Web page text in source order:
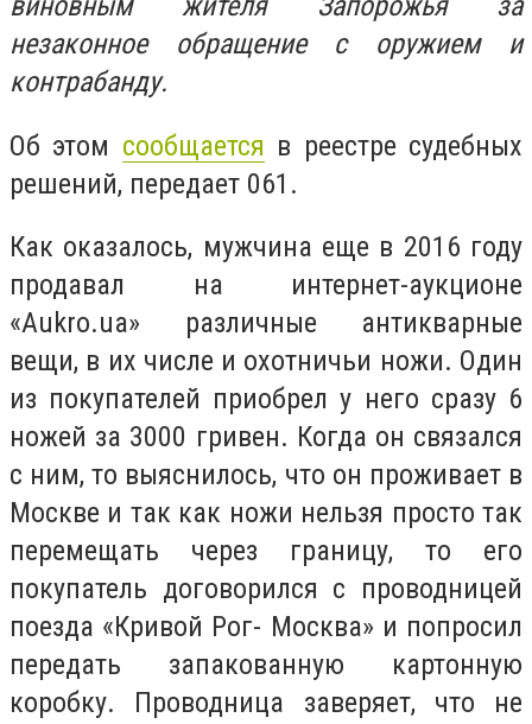
незаконное обращение с оружием и
контрабанду.
Об этом сообщается в реестре судебных
решений, передает 061.
Как оказалось, мужчина еще в 2016 году
продавал на интернет-аукционе
«Aukro.ua» различные антикварные
вещи, в их числе и охотничьи ножи. Один
из покупателей приобрел у него сразу 6
ножей за 3000 гривен. Когда он связался
с ним, то выяснилось, что он проживает в
Москве и так как ножи нельзя просто так
перемещать через границу, то его
покупатель договорился с проводницей
поезда «Кривой Рог- Москва» и попросил
передать запакованную картонную
коробку. Проводница заверяет, что не